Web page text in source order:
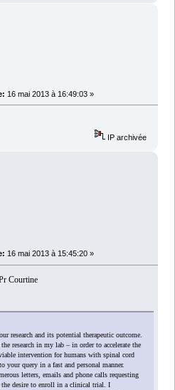
16 mai 2013 à 16:49:03 »
IP archivée
16 mai 2013 à 15:45:20 »
Courtine
research and its potential therapeutic outcome.
research in my lab – in order to accelerate the
intervention for humans with spinal cord
your query in a fast and personal manner.
letters, emails and phone calls requesting
desire to enroll in a clinical trial. I